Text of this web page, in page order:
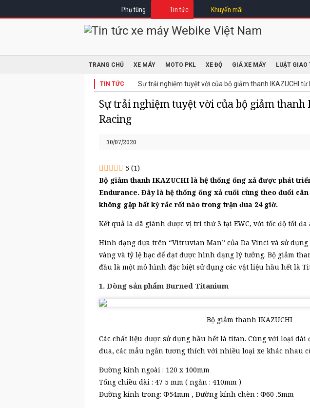
Phụ tùng Tin tức Khuyến mãi
TRANG CHỦ XE MÁY MOTO PKL XE ĐỘ GIÁ XE MÁY LUẬT GIAO
TIN TỨC Sự trải nghiệm tuyệt vời của bộ giảm thanh IKAZUCHI từ
Sự trải nghiệm tuyệt vời của bộ giảm thanh
Racing
30/07/2020
5 (1)
Bộ giảm thanh IKAZUCHI là hệ thống ống xả được phát
Endurance. Đây là hệ thống ống xả cuối cùng theo đuổi
không gặp bất kỳ rắc rối nào trong trận đua 24 giờ.
Kết quả là đã giành được vị trí thứ 3 tại EWC, với tốc độ tối đa
Hình dạng dựa trên “Vitruvian Man” của Da Vinci và sử
vàng và tỷ lệ bạc để đạt được hình dạng lý tưởng. Bộ giảm
đầu là một mô hình đặc biệt sử dụng các vật liệu hầu hết là
1. Dòng sản phẩm Burned Titanium
Bộ giảm thanh IKAZUCHI
Các chất liệu được sử dụng hầu hết là titan. Cùng với loại dài
đua, các mẫu ngắn tương thích với nhiều loại xe khác nhau
Đường kính ngoài : 120 x 100mm
Tổng chiều dài : 47 5 mm ( ngắn : 410mm )
Đường kính trong: Φ54mm , Đường kính chèn : Φ60 .5mm